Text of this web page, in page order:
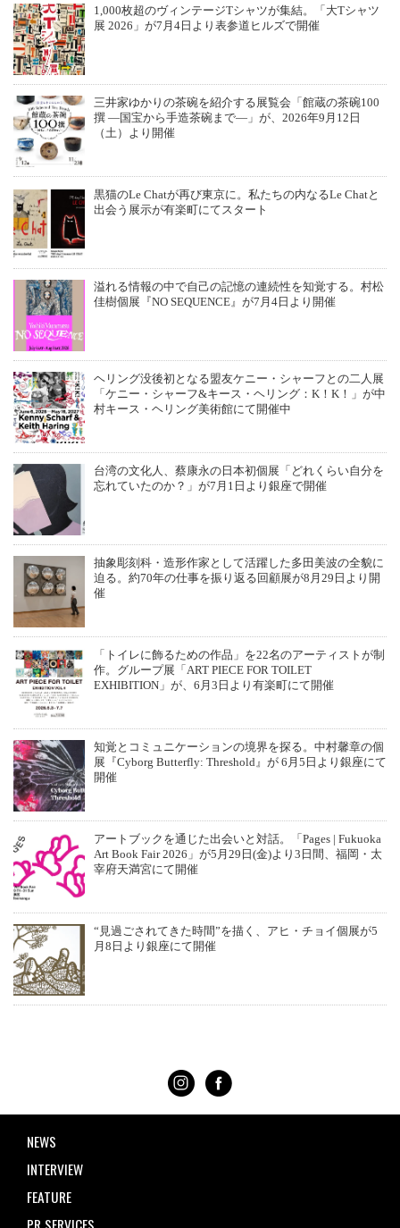
1,000枚超のヴィンテージTシャツが集結。「大Tシャツ
展 2026」が7月4日より表参道ヒルズで開催
三井家ゆかりの茶碗を紹介する展覧会「館蔵の茶碗100
撰 ―国宝から手造茶碗まで―」が、2026年9月12日
（土）より開催
黒猫のLe Chatが再び東京に。私たちの内なるLe Chatと
出会う展示が有楽町にてスタート
溢れる情報の中で自己の記憶の連続性を知覚する。村松
佳樹個展『NO SEQUENCE』が7月4日より開催
ヘリング没後初となる盟友ケニー・シャーフとの二人展
「ケニー・シャーフ&キース・ヘリング：K！K！」が中
村キース・ヘリング美術館にて開催中
台湾の文化人、蔡康永の日本初個展「どれくらい自分を
忘れていたのか？」が7月1日より銀座で開催
抽象彫刻科・造形作家として活躍した多田美波の全貌に
迫る。約70年の仕事を振り返る回顧展が8月29日より開
催
「トイレに飾るための作品」を22名のアーティストが制
作。グループ展「ART PIECE FOR TOILET
EXHIBITION」が、6月3日より有楽町にて開催
知覚とコミュニケーションの境界を探る。中村馨章の個
展『Cyborg Butterfly: Threshold』が 6月5日より銀座にて
開催
アートブックを通じた出会いと対話。「Pages | Fukuoka
Art Book Fair 2026」が5月29日(金)より3日間、福岡・太
宰府天満宮にて開催
“見過ごされてきた時間”を描く、アヒ・チョイ個展が5
月8日より銀座にて開催
NEWS
INTERVIEW
FEATURE